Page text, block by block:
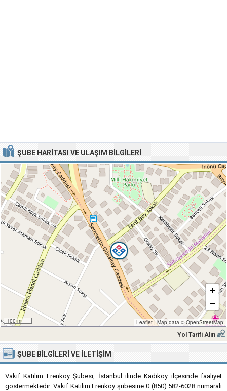
ŞUBE HARITASI VE ULAŞIM BILGILERI
100 m
+
−
Leaflet |Map data ©OpenStreetMap
Yol Tarifi Alın
ŞUBE BILGILERI VE İLETIŞIM
Vakıf Katılım Erenköy Şubesi, İstanbul ilinde Kadıköy ilçesinde faaliyet
göstermektedir. Vakıf Katılım Erenköy şubesine 0 (850) 582-6028 numaralı